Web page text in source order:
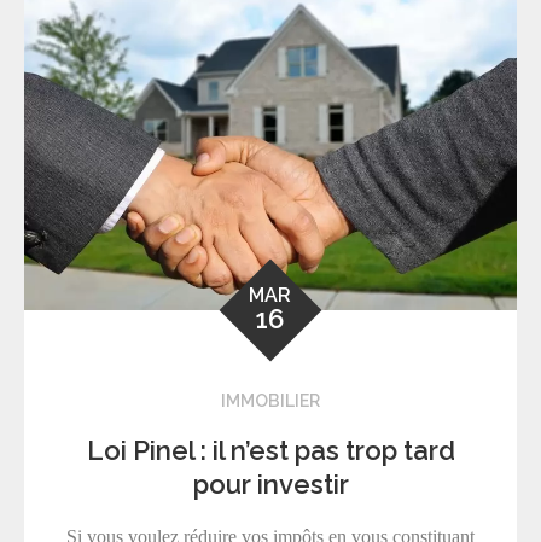
MAR
16
IMMOBILIER
Loi Pinel : il n’est pas trop tard
pour investir
Si vous voulez réduire vos impôts en vous constituant